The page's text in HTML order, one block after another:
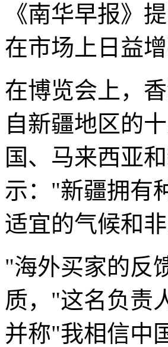
《南华早报》
在市场上日益
在博览会上，
自新疆地区的
国、马来西亚
示："新疆拥有
适宜的气候和
"海外买家的反
质，"这名负责
并称"我相信中